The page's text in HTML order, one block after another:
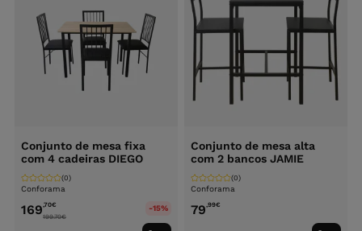
Conjunto de mesa fixa
com 4 cadeiras DIEGO
Conforama
(0)
169,70€
199.70€
-15%
Conjunto de mesa alta
com 2 bancos JAMIE
Conforama
(0)
79,99€